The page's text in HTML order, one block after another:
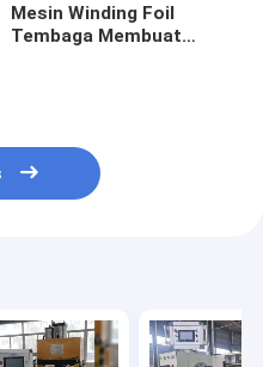
Mesin Winding Foil
Tembaga Membuat